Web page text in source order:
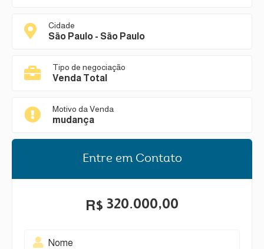
Cidade
São Paulo - São Paulo
Tipo de negociação
Venda Total
Motivo da Venda
mudança
Entre em Contato
R$ 320.000,00